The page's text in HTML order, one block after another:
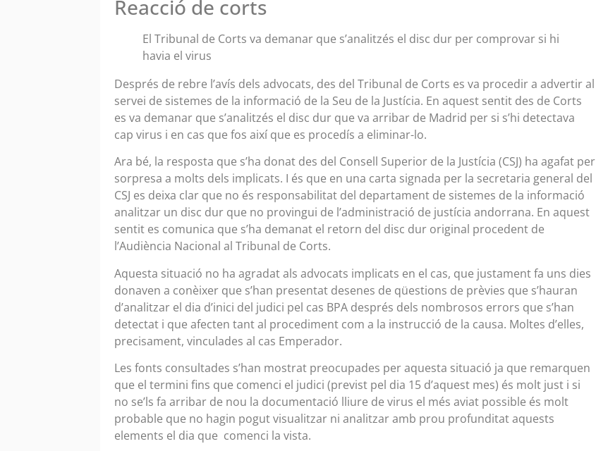
Reacció de corts
El Tribunal de Corts va demanar que s’analitzés el disc dur per comprovar si hi
havia el virus
Després de rebre l’avís dels advocats, des del Tribunal de Corts es va procedir a advertir al
servei de sistemes de la informació de la Seu de la Justícia. En aquest sentit des de Corts
es va demanar que s’analitzés el disc dur que va arribar de Madrid per si s’hi detectava
cap virus i en cas que fos així que es procedís a eliminar-lo.
Ara bé, la resposta que s’ha donat des del Consell Superior de la Justícia (CSJ) ha agafat per
sorpresa a molts dels implicats. I és que en una carta signada per la secretaria general del
CSJ es deixa clar que no és responsabilitat del departament de sistemes de la informació
analitzar un disc dur que no provingui de l’administració de justícia andorrana. En aquest
sentit es comunica que s’ha demanat el retorn del disc dur original procedent de
l’Audiència Nacional al Tribunal de Corts.
Aquesta situació no ha agradat als advocats implicats en el cas, que justament fa uns dies
donaven a conèixer que s’han presentat desenes de qüestions de prèvies que s’hauran
d’analitzar el dia d’inici del judici pel cas BPA després dels nombrosos errors que s’han
detectat i que afecten tant al procediment com a la instrucció de la causa. Moltes d’elles,
precisament, vinculades al cas Emperador.
Les fonts consultades s’han mostrat preocupades per aquesta situació ja que remarquen
que el termini fins que comenci el judici (previst pel dia 15 d’aquest mes) és molt just i si
no se’ls fa arribar de nou la documentació lliure de virus el més aviat possible és molt
probable que no hagin pogut visualitzar ni analitzar amb prou profunditat aquests
elements el dia que comenci la vista.